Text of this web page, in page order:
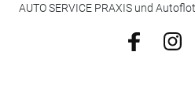
AUTO SERVICE PRAXIS und